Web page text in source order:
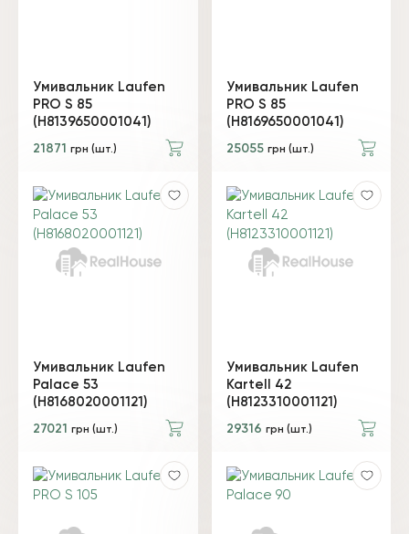
Умивальник Laufen
PRO S 85
(H8139650001041)
21871 грн (шт.)
Умивальник Laufen
PRO S 85
(H8169650001041)
25055 грн (шт.)
Умивальник Laufen
Palace 53
(H8168020001121)
27021 грн (шт.)
Умивальник Laufen
Kartell 42
(H8123310001121)
29316 грн (шт.)